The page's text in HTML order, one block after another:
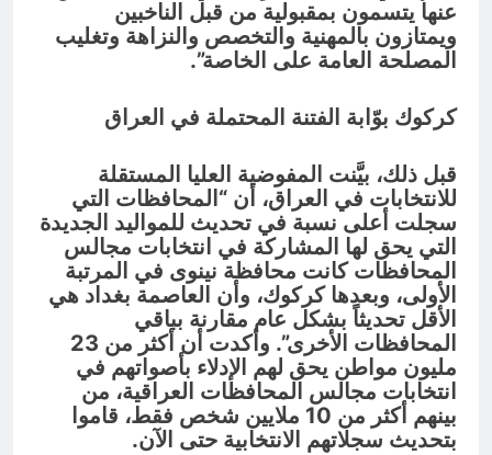
عنها يتسمون بمقبولية من قبل الناخبين
ويمتازون بالمهنية والتخصص والنزاهة وتغليب
المصلحة العامة على الخاصة”.
كركوك بوّابة الفتنة المحتملة في العراق
قبل ذلك، بيَّنت المفوضية العليا المستقلة
للانتخابات في العراق، أن “المحافظات التي
سجلت أعلى نسبة في تحديث للمواليد الجديدة
التي يحق لها المشاركة في انتخابات مجالس
المحافظات كانت محافظة نينوى في المرتبة
الأولى، وبعدها كركوك، وأن العاصمة بغداد هي
الأقل تحديثاً بشكل عام مقارنة بباقي
المحافظات الأخرى”. وأكدت أن أكثر من 23
مليون مواطن يحق لهم الإدلاء بأصواتهم في
انتخابات مجالس المحافظات العراقية، من
بينهم أكثر من 10 ملايين شخص فقط، قاموا
بتحديث سجلاتهم الانتخابية حتى الآن.